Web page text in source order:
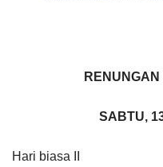
SABTU,
Hari biasa II